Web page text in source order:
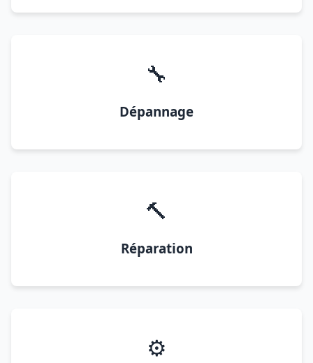
🔧
Dépannage
🔨
Réparation
⚙️